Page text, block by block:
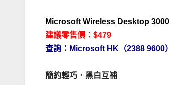
Microsoft Wireless Desktop 3000
建議零售價：$479
查詢：Microsoft HK（2388 9600）
簡約輕巧．黑白互補